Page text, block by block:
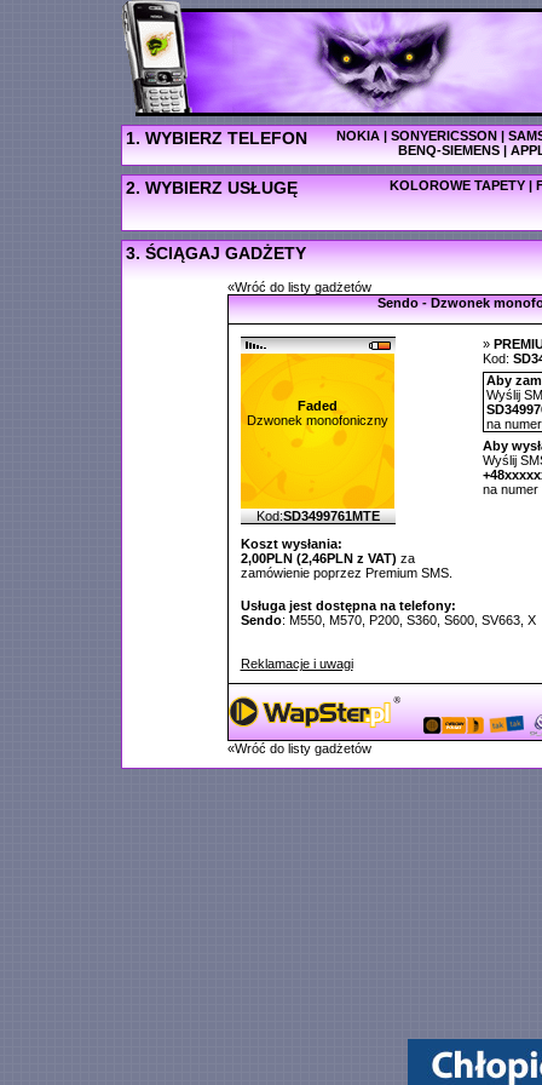
1. WYBIERZ TELEFON NOKIA|SONYERICSSON|
BENQ-SIEMENS|
2. WYBIERZ USŁUGĘ KOLOROWE TAPETY |
3. ŚCIĄGAJ GADŻETY
«Wróć do listy gadżetów
Sendo - Dzwonek
Faded
Dzwonek monofoniczny
Kod:SD3499761MTE
Koszt wysłania:
2,00PLN (2,46PLN z VAT) za
zamówienie poprzez Premium SMS.
»
Kod:
Aby
Wyślij
na
Aby
Wyślij
na numer
Usługa jest dostępna na telefony:
Sendo: M550, M570, P200, S360, S600, SV663, X
Reklamacje i uwagi
«Wróć do listy gadżetów